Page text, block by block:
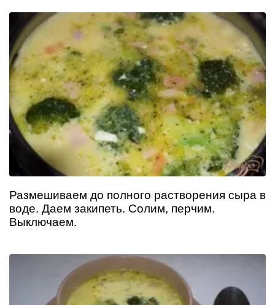
Размешиваем до полного растворения сыра в
воде. Даем закипеть. Солим, перчим.
Выключаем.